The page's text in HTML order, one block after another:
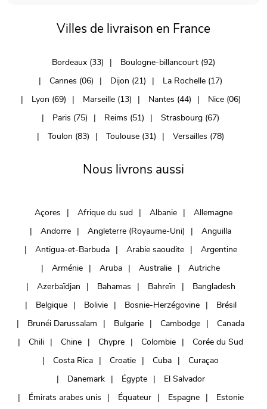
Villes de livraison en France
Bordeaux (33)
Boulogne-billancourt (92)
Cannes (06)
Dijon (21)
La Rochelle (17)
Lyon (69)
Marseille (13) Nantes (44)
Nice (06)
Paris (75)
Reims (51)
Strasbourg (67)
Toulon (83)
Toulouse (31) Versailles (78)
Nous livrons aussi
Açores Afrique du sud Albanie
Allemagne
Andorre
Angleterre (Royaume-Uni)
Anguilla
Antigua-et-Barbuda
Arabie saoudite
Argentine
Arménie
Aruba Australie
Autriche
Azerbaïdjan
Bahamas Bahreïn
Bangladesh
Belgique
Bolivie Bosnie-Herzégovine
Brésil
Brunéi Darussalam
Bulgarie Cambodge
Canada
Chili
Chine Chypre Colombie
Corée du Sud
Costa Rica
Croatie Cuba
Curaçao
Danemark
Égypte
El Salvador
Émirats arabes unis
Équateur Espagne
Estonie